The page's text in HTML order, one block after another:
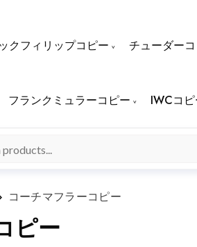
クフィリップコピー チューダー
フランクミュラーコピー IWCコ
コーチマフラーコピー
ピー